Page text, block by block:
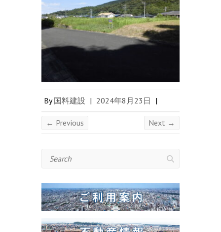
By国料建設 | 2024年8月23日 |
← Previous Next →
Search